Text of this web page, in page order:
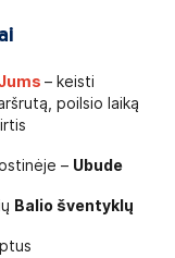
– keisti
poilsio laiką
– Ubude
Balio šventyklų